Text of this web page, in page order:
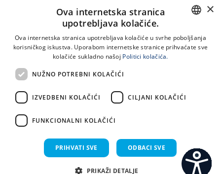
Spinčićeva 1, 21000 Split
LINKOVI
Uvjeti korištenja
CROATIAN
×
Ova internetska stranica
upotrebljava kolačiće.
Ova internetska stranica upotrebljava kolačiće u svrhe poboljšanja
korisničkog iskustva. Uporabom internetske stranice prihvaćate sve
kolačiće sukladno našoj Politici kolačića.
NUŽNO POTREBNI KOLAČIĆI
IZVEDBENI KOLAČIĆI CILJANI KOLAČIĆI
FUNKCIONALNI KOLAČIĆI
PRIHVATI SVE ODBACI SVE
PRIKAŽI DETALJE